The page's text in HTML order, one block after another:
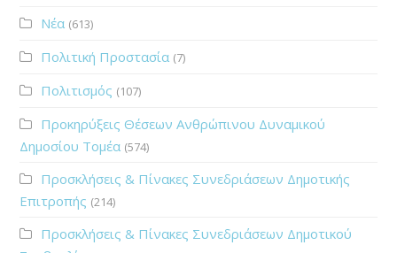
Νέα (613)
Πολιτική Προστασία (7)
Πολιτισμός (107)
Προκηρύξεις Θέσεων Ανθρώπινου Δυναμικού
Δημοσίου Τομέα (574)
Προσκλήσεις & Πίνακες Συνεδριάσεων Δημοτικής
Επιτροπής (214)
Προσκλήσεις & Πίνακες Συνεδριάσεων Δημοτικού